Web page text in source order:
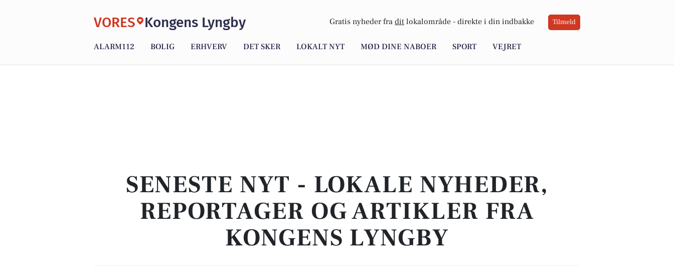
VORES Kongens Lyngby Gratis nyheder fra dit lokalområde - direkte i din indbakke Tilmeld
ALARM112 BOLIG ERHVERV DET SKER LOKALT NYT MØD DINE NABOER SPORT VEJRET
SENESTE NYT - LOKALE NYHEDER,
REPORTAGER OG ARTIKLER FRA
KONGENS LYNGBY